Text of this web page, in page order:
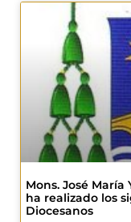
Mons. José María
ha realizado los
Diocesanos